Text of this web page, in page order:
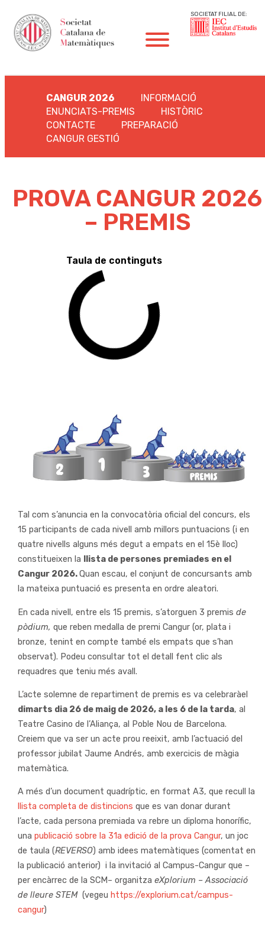
SOCIETAT FILIAL DE:
CANGUR 2026
INFORMACIÓ
ENUNCIATS-PREMIS
HISTÒRIC
CONTACTE
PREPARACIÓ
CANGUR GESTIÓ
PROVA CANGUR 2026
– PREMIS
Taula de continguts
Tal com s’anuncia en la convocatòria oficial del concurs, els
15 participants de cada nivell amb millors puntuacions (i en
quatre nivells alguns més degut a empats en el 15è lloc)
constitueixen la
llista de persones premiades en el
Cangur 2026.Quan escau, el conjunt de concursants amb
la mateixa puntuació es presenta en ordre aleatori.
En cada nivell, entre els 15 premis, s’atorguen 3 premisde
pòdium,que reben medalla de premi Cangur (or, plata i
bronze, tenint en compte també els empats que s’han
observat). Podeu consultar tot el detall fent clic als
requadres que teniu més avall.
L’acte solemne de repartiment de premis es va celebraràel
dimarts dia 26 de maig de 2026, a les 6 de la tarda, al
Teatre Casino de l’Aliança, al Poble Nou de Barcelona.
Creiem que va ser un acte prou reeixit, amb l’actuació del
professor jubilat Jaume Andrés, amb exercicis de màgia
matemàtica.
A més d’un document quadríptic, en format A3, que recull la
llista completa de distincions que es van donar durant
l’acte, cada persona premiada va rebre un diploma honorífic,
unapublicació sobre la 31a edició de la prova Cangur, un joc
de taula (REVERSO) amb idees matemàtiques (comentat en
la publicació anterior) i la invitació al Campus-Cangur que –
per encàrrec de la SCM– organitzaeXplorium – Associació
de lleure STEM(vegeu https://explorium.cat/campus-
cangur)
NIVELL DE 5è D'EP